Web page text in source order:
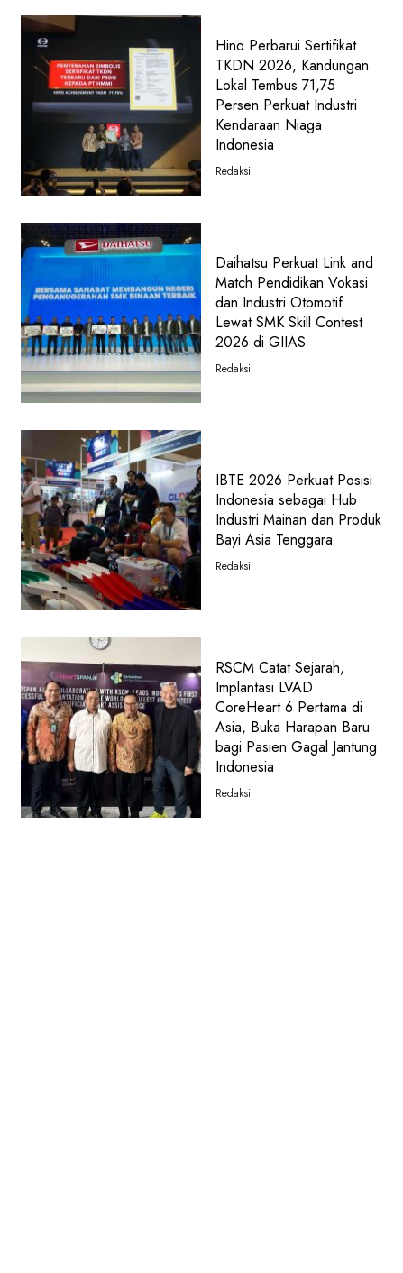
Hino Perbarui Sertifikat
TKDN 2026, Kandungan
Lokal Tembus 71,75
Persen Perkuat Industri
Kendaraan Niaga
Indonesia
Redaksi
Daihatsu Perkuat Link and
Match Pendidikan Vokasi
dan Industri Otomotif
Lewat SMK Skill Contest
2026 di GIIAS
Redaksi
IBTE 2026 Perkuat Posisi
Indonesia sebagai Hub
Industri Mainan dan Produk
Bayi Asia Tenggara
Redaksi
RSCM Catat Sejarah,
Implantasi LVAD
CoreHeart 6 Pertama di
Asia, Buka Harapan Baru
bagi Pasien Gagal Jantung
Indonesia
Redaksi